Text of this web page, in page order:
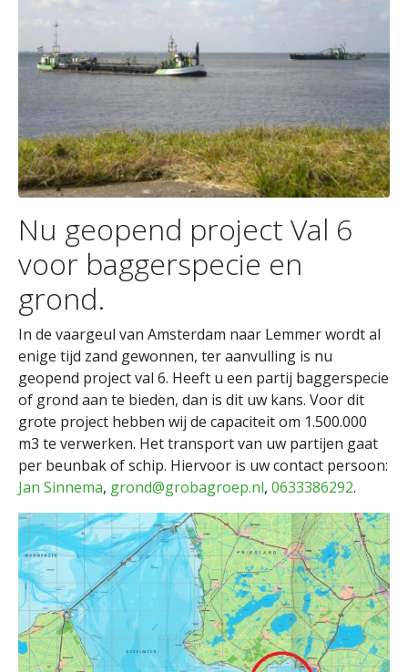
Nu geopend project Val 6
voor baggerspecie en
grond.
In de vaargeul van Amsterdam naar Lemmer wordt al
enige tijd zand gewonnen, ter aanvulling is nu
geopend project val 6. Heeft u een partij baggerspecie
of grond aan te bieden, dan is dit uw kans. Voor dit
grote project hebben wij de capaciteit om 1.500.000
m3 te verwerken. Het transport van uw partijen gaat
per beunbak of schip. Hiervoor is uw contact persoon:
Jan Sinnema, grond@grobagroep.nl, 0633386292.